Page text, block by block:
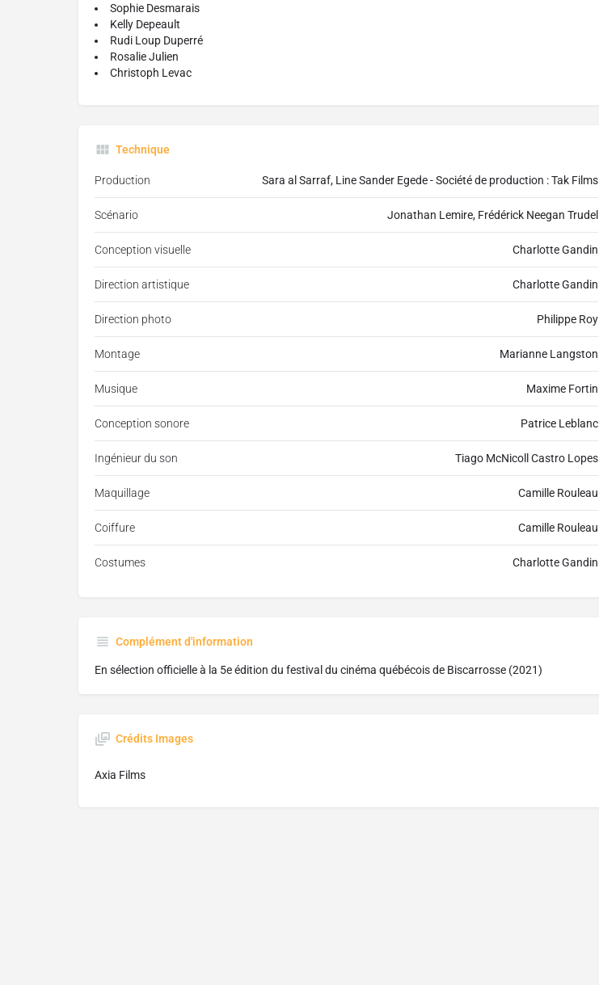
Sophie Desmarais
Kelly Depeault
Rudi Loup Duperré
Rosalie Julien
Christoph Levac
Technique
Production Sara al Sarraf, Line Sander Egede - Société de production : Tak Films
Scénario Jonathan Lemire, Frédérick Neegan Trudel
Conception visuelle Charlotte Gandin
Direction artistique Charlotte Gandin
Direction photo Philippe Roy
Montage Marianne Langston
Musique Maxime Fortin
Conception sonore Patrice Leblanc
Ingénieur du son Tiago McNicoll Castro Lopes
Maquillage Camille Rouleau
Coiffure Camille Rouleau
Costumes Charlotte Gandin
Complément d'information
En sélection officielle à la 5e édition du festival du cinéma québécois de Biscarrosse (2021)
Crédits Images
Axia Films